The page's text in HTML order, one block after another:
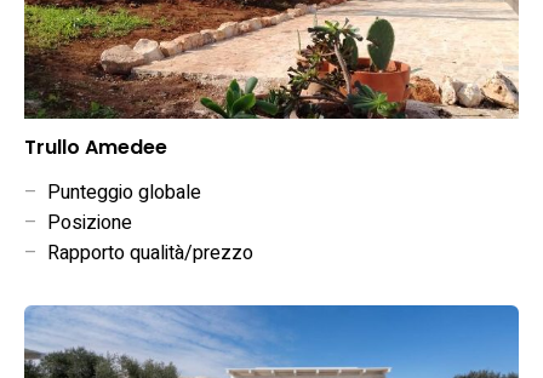
Trullo Amedee
– Punteggio globale
– Posizione
– Rapporto qualità/prezzo